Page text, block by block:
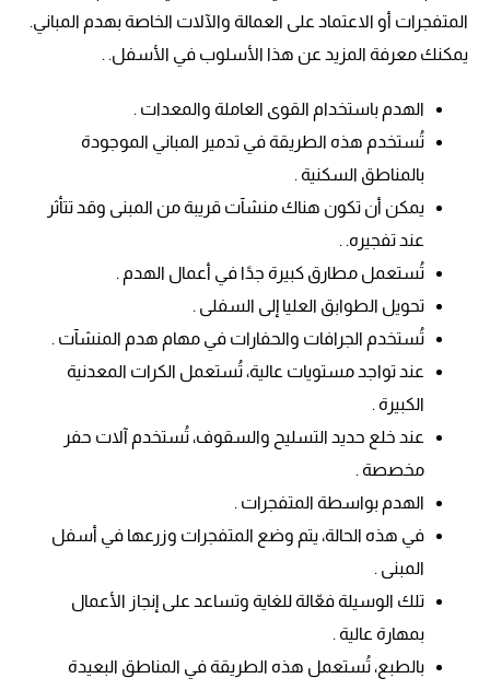
المتفجرات أو الاعتماد على العمالة والآلات الخاصة بهدم المباني.
يمكنك معرفة المزيد عن هذا الأسلوب في الأسفل. .
الهدم باستخدام القوى العاملة والمعدات .
تُستخدم هذه الطريقة في تدمير المباني الموجودة
بالمناطق السكنية .
يمكن أن تكون هناك منشآت قريبة من المبنى وقد تتأثر
عند تفجيره. .
تُستعمل مطارق كبيرة جدًا في أعمال الهدم .
تحويل الطوابق العليا إلى السفلى .
تُستخدم الجرافات والحفارات في مهام هدم المنشآت .
عند تواجد مستويات عالية، تُستعمل الكرات المعدنية
الكبيرة .
عند خلع حديد التسليح والسقوف، تُستخدم آلات حفر
مخصصة .
الهدم بواسطة المتفجرات .
في هذه الحالة، يتم وضع المتفجرات وزرعها في أسفل
المبنى .
تلك الوسيلة فعّالة للغاية وتساعد على إنجاز الأعمال
بمهارة عالية .
بالطبع، تُستعمل هذه الطريقة في المناطق البعيدة